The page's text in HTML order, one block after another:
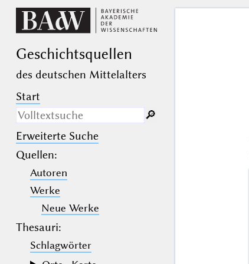
Geschichts­quellen
des deutschen Mittelalters
Start
Nur in Beschreibungs­texten
suchen
(der Unterstrich) ist Platzhalter für
genau ein Zeichen.
(das Prozentzeichen) ist Platzhalter
für kein, ein oder mehr als ein
Zeichen.
🔎︎
Erweiterte Suche
Quellen:
Autoren
Werke
Neue Werke
Thesauri:
Schlagwörter